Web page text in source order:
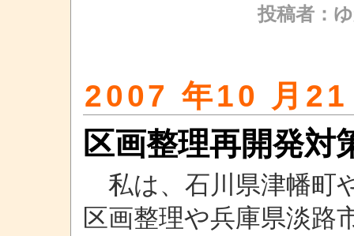
投稿者：
2007 年10 月
区画整理再開発対
私は、石川県津幡町
区画整理や兵庫県淡路